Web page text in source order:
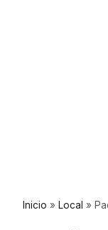
Inicio » Local »